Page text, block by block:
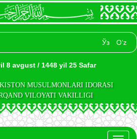
Ўз O‘z
8 avgust / 1448 yil 25 Safar
MUSULMONLARI IDORASI
VILOYATI VAKILLIGI